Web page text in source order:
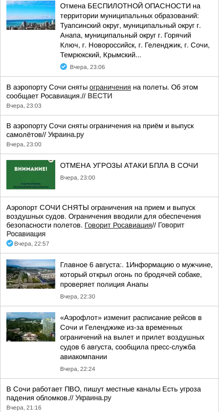
Отмена БЕСПИЛОТНОЙ ОПАСНОСТИ на
территории муниципальных образований:
Туапсинский округ, муниципальный округ г.
Анапа, муниципальный округ г. Горячий
Ключ, г. Новороссийск, г. Геленджик, г. Сочи,
Темрюкский, Крымский...
Вчера, 23:06
В аэропорту Сочи сняты ограничения на полеты. Об этом
сообщает Росавиация.// ВЕСТИ
Вчера, 23:03
В аэропорту Сочи сняты ограничения на приём и выпуск
самолётов// Украина.ру
Вчера, 23:00
ОТМЕНА УГРОЗЫ АТАКИ БПЛА В СОЧИ
Вчера, 23:00
Аэропорт СОЧИ СНЯТЫ ограничения на прием и выпуск
воздушных судов. Ограничения вводили для обеспечения
безопасности полетов. Говорит Росавиация// Говорит
Росавиация
Вчера, 22:57
Главное 6 августа:. 1Информацию о мужчине,
который открыл огонь по бродячей собаке,
проверяет полиция Анапы
Вчера, 22:30
«Аэрофлот» изменит расписание рейсов в
Сочи и Геленджике из-за временных
ограничений на вылет и прилет воздушных
судов 6 августа, сообщила пресс-служба
авиакомпании
Вчера, 22:24
В Сочи работает ПВО, пишут местные каналы Есть угроза
падения обломков.// Украина.ру
Вчера, 21:16